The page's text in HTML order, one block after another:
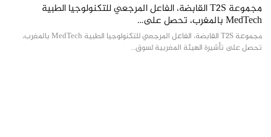
مجموعة T2S القابضة، الفاعل المرجعي للتكنولوجيا الطبية
MedTech بالمغرب، تحصل على…
مجموعة T2S القابضة، الفاعل المرجعي للتكنولوجيا الطبية MedTech بالمغرب،
تحصل على تأشيرة الهيئة المغربية لسوق…